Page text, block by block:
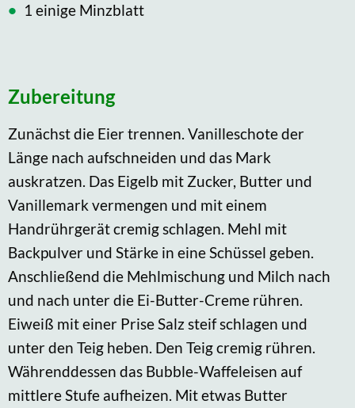
1 einige Minzblatt
Zubereitung
Zunächst die Eier trennen. Vanilleschote der
Länge nach aufschneiden und das Mark
auskratzen. Das Eigelb mit Zucker, Butter und
Vanillemark vermengen und mit einem
Handrührgerät cremig schlagen. Mehl mit
Backpulver und Stärke in eine Schüssel geben.
Anschließend die Mehlmischung und Milch nach
und nach unter die Ei-Butter-Creme rühren.
Eiweiß mit einer Prise Salz steif schlagen und
unter den Teig heben. Den Teig cremig rühren.
Währenddessen das Bubble-Waffeleisen auf
mittlere Stufe aufheizen. Mit etwas Butter